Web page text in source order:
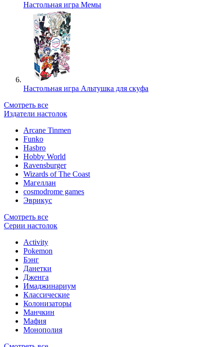
Настольная игра Мемы
Настольная игра Альтушка для скуфа
Смотреть все
Издатели настолок
Arcane Tinmen
Funko
Hasbro
Hobby World
Ravensburger
Wizards of The Coast
Магеллан
сosmodrome games
Эврикус
Смотреть все
Серии настолок
Activity
Pokemon
Бэнг
Данетки
Дженга
Имаджинариум
Классические
Колонизаторы
Манчкин
Мафия
Монополия